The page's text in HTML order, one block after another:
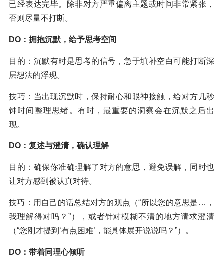
已经表达完毕。除非对方严重偏离主题或时间非常紧张，
否则尽量不打断。
DO：拥抱沉默，给予思考空间
目的：沉默有时是思考的信号，急于填补空白可能打断深
层想法的浮现。
技巧：当出现沉默时，保持耐心和眼神接触，给对方几秒
钟时间整理思绪。有时，最重要的洞察会在沉默之后出
现。
DO：复述与澄清，确认理解
目的：确保你准确理解了对方的意思，避免误解，同时也
让对方感到被认真对待。
技巧：用自己的话总结对方的观点（“所以您的意思是…，
我理解得对吗？”），或者针对模糊不清的地方请求澄清
（“您刚才提到‘有点困难’，能具体展开说说吗？”）。
DO：带着同理心倾听